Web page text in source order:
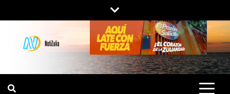
al
contenido
NOTIZULIA
NOTICIAS DEL ZULIA, VENEZUELA Y
DE INTERÉS GENERAL.